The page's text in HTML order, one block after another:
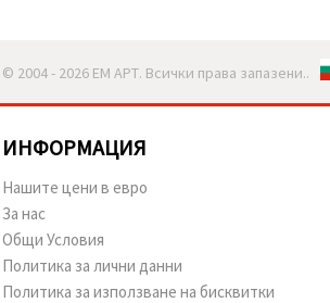
© 2004 - 2026 ЕМ АРТ. Всички права запазени..
ИНФОРМАЦИЯ
Нашите цени в евро
За нас
Общи Условия
Политика за лични данни
Политика за използване на бисквитки